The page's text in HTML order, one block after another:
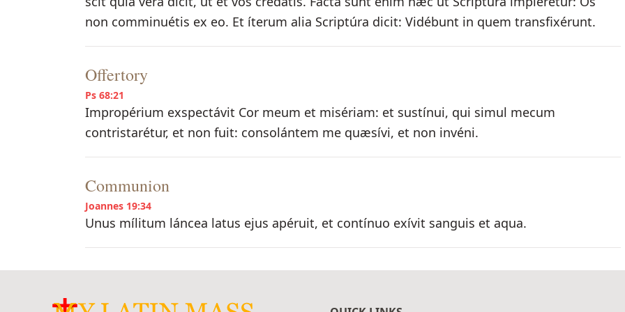
non comminuétis ex eo. Et íterum alia Scriptúra dicit: Vidébunt in quem transfixérunt.
Offertory
Ps 68:21
Impropérium exspectávit Cor meum et misériam: et sustínui, qui simul mecum
contristarétur, et non fuit: consolántem me quæsívi, et non invéni.
Communion
Joannes 19:34
Unus mílitum láncea latus ejus apéruit, et contínuo exívit sanguis et aqua.